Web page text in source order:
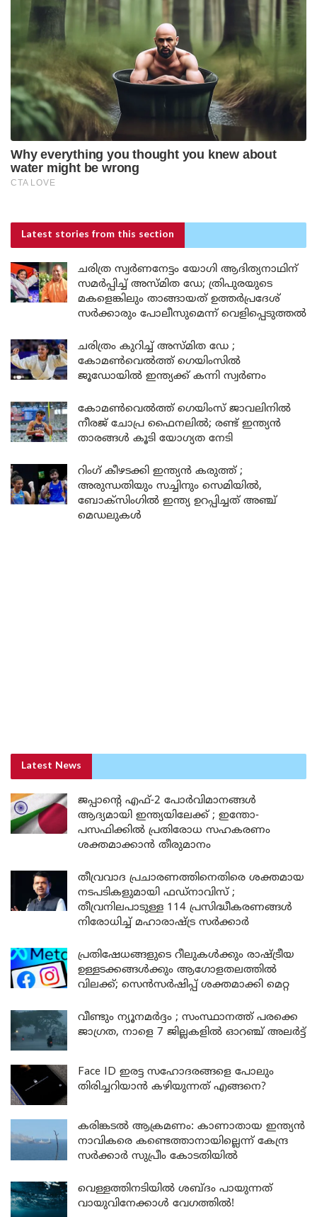
Latest stories from this section
ചരിത്ര സ്വർണനേട്ടം യോഗി ആദിത്യനാഥിന്
സമർപ്പിച്ച് അസ്മിത ഡേ; ത്രിപുരയുടെ
മകളെങ്കിലും താങ്ങായത് ഉത്തർപ്രദേശ്
സർക്കാരും പോലീസുമെന്ന് വെളിപ്പെടുത്തൽ
ചരിത്രം കുറിച്ച് അസ്മിത ഡേ ;
കോമൺവെൽത്ത് ഗെയിംസിൽ
ജൂഡോയിൽ ഇന്ത്യക്ക് കന്നി സ്വർണം
കോമൺവെൽത്ത് ഗെയിംസ് ജാവലിനിൽ
നീരജ് ചോപ്ര ഫൈനലിൽ; രണ്ട് ഇന്ത്യൻ
താരങ്ങൾ കൂടി യോഗ്യത നേടി
റിംഗ് കീഴടക്കി ഇന്ത്യൻ കരുത്ത് ;
അരുന്ധതിയും സച്ചിനും സെമിയിൽ,
ബോക്സിംഗിൽ ഇന്ത്യ ഉറപ്പിച്ചത് അഞ്ച്
മെഡലുകൾ
Latest News
ജപ്പാന്റെ എഫ്-2 പോർവിമാനങ്ങൾ
ആദ്യമായി ഇന്ത്യയിലേക്ക് ; ഇന്തോ-
പസഫിക്കിൽ പ്രതിരോധ സഹകരണം
ശക്തമാക്കാൻ തീരുമാനം
തീവ്രവാദ പ്രചാരണത്തിനെതിരെ ശക്തമായ
നടപടികളുമായി ഫഡ്നാവിസ് ;
തീവ്രനിലപാടുള്ള 114 പ്രസിദ്ധീകരണങ്ങൾ
നിരോധിച്ച് മഹാരാഷ്ട്ര സർക്കാർ
പ്രതിഷേധങ്ങളുടെ റീലുകൾക്കും രാഷ്ട്രീയ
ഉള്ളടക്കങ്ങൾക്കും ആഗോളതലത്തിൽ
വിലക്ക്; സെൻസർഷിപ്പ് ശക്തമാക്കി മെറ്റ
വീണ്ടും ന്യൂനമർദ്ദം ; സംസ്ഥാനത്ത് പരക്കെ
ജാഗ്രത, നാളെ 7 ജില്ലകളിൽ ഓറഞ്ച് അലർട്ട്
Face ID ഇരട്ട സഹോദരങ്ങളെ പോലും
തിരിച്ചറിയാൻ കഴിയുന്നത് എങ്ങനെ?
കരിങ്കടൽ ആക്രമണം: കാണാതായ ഇന്ത്യൻ
നാവികരെ കണ്ടെത്താനായില്ലെന്ന് കേന്ദ്ര
സർക്കാർ സുപ്രീം കോടതിയിൽ
വെള്ളത്തിനടിയിൽ ശബ്ദം പായുന്നത്
വായുവിനേക്കാൾ വേഗത്തിൽ!